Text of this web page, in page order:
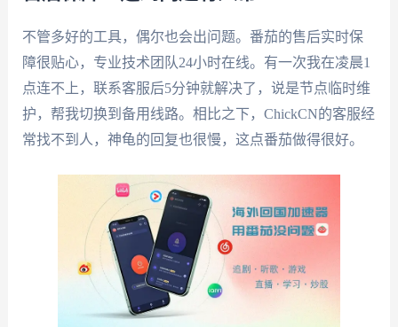
不管多好的工具，偶尔也会出问题。番茄的售后实时保
障很贴心，专业技术团队24小时在线。有一次我在凌晨1
点连不上，联系客服后5分钟就解决了，说是节点临时维
护，帮我切换到备用线路。相比之下，ChickCN的客服经
常找不到人，神龟的回复也很慢，这点番茄做得很好。